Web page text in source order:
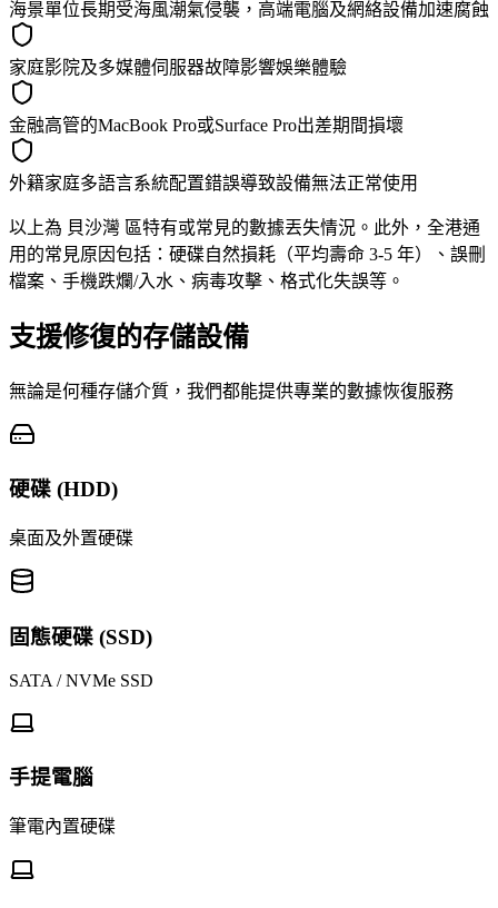
海景單位長期受海風潮氣侵襲，高端電腦及網絡設備加速腐蝕
家庭影院及多媒體伺服器故障影響娛樂體驗
金融高管的MacBook Pro或Surface Pro出差期間損壞
外籍家庭多語言系統配置錯誤導致設備無法正常使用
以上為 貝沙灣 區特有或常見的數據丟失情況。此外，全港通
用的常見原因包括：硬碟自然損耗（平均壽命 3-5 年）、誤刪
檔案、手機跌爛/入水、病毒攻擊、格式化失誤等。
支援修復的存儲設備
無論是何種存儲介質，我們都能提供專業的數據恢復服務
硬碟 (HDD)
桌面及外置硬碟
固態硬碟 (SSD)
SATA / NVMe SSD
手提電腦
筆電內置硬碟